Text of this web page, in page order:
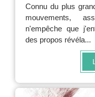
Connu du plus
mouvements,
n'empêche que
des propos révéla...